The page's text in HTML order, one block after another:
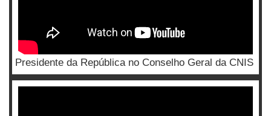
Presidente da República no Conselho Geral da CNIS